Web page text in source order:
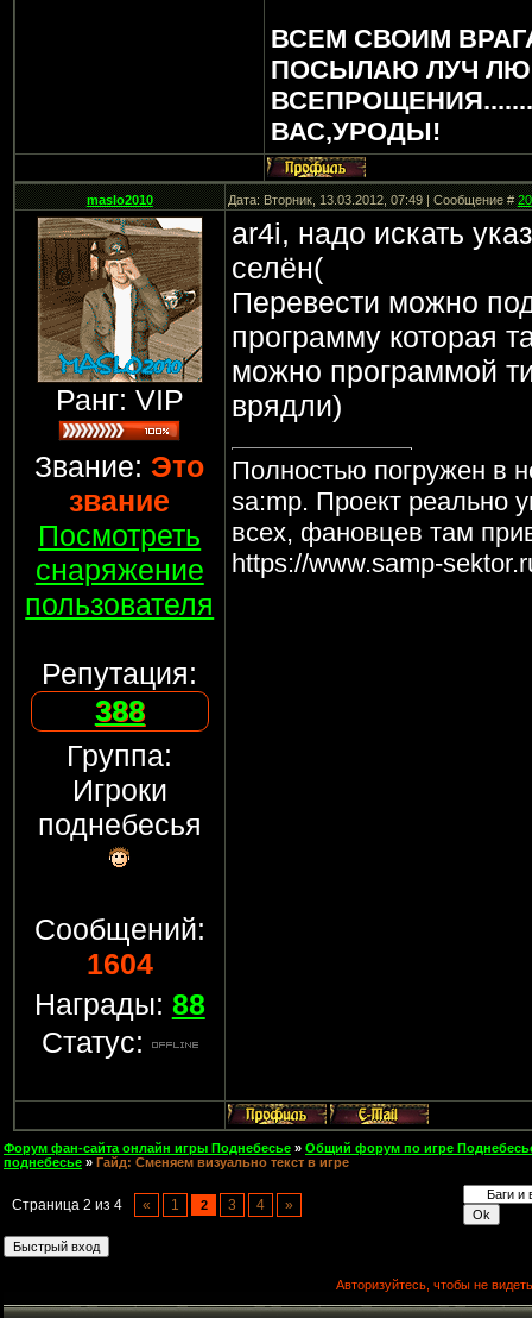
ВСЕМ СВОИМ
ПОСЫЛАЮ ЛУЧ
ВАС,УРОДЫ!
maslo2010 Дата: Вторник, 13.03.2012, 07:49 | Сообщение #20
Ранг: VIP
Звание:Это
звание
Посмотреть
снаряжение
пользователя
Репутация:
388
Группа:
Игроки
поднебесья
Сообщений:
1604
Награды: 88
Статус:
ar4i, надо искать
селён(
Перевести можно
программу которая
можно программой
врядли)
Полностью погружен в
sa:mp. Проект реально
всех, фановцев там
https://www.samp-
Форум фан-сайта онлайн игры Поднебесье » Общий форум по игре
поднебесье » Гайд: Сменяем визуально текст в игре
Страница 2 из 4 « 1 2 3 4 »
Авторизуйтесь, чтобы не